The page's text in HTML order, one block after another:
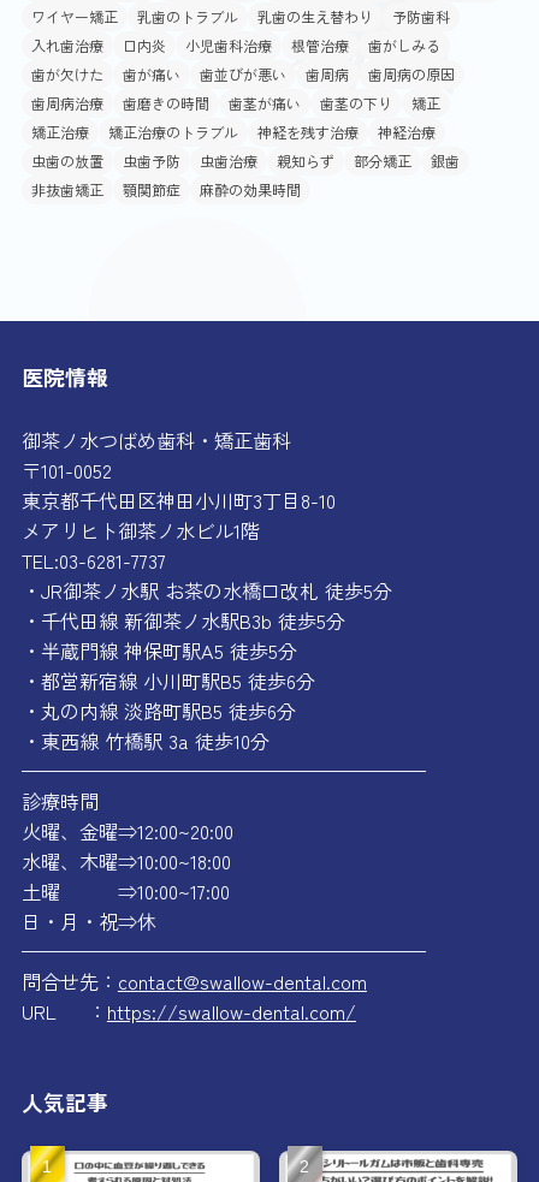
ワイヤー矯正
乳歯のトラブル 乳歯の生え替わり
予防歯科
入れ歯治療
口内炎 小児歯科治療 根管治療
歯がしみる
歯が欠けた
歯が痛い 歯並びが悪い 歯周病
歯周病の原因
歯周病治療
歯磨きの時間 歯茎が痛い 歯茎の下り
矯正
矯正治療
矯正治療のトラブル 神経を残す治療
神経治療
虫歯の放置
虫歯予防 虫歯治療 親知らず 部分矯正
銀歯
非抜歯矯正
顎関節症 麻酔の効果時間
医院情報
御茶ノ水つばめ歯科・矯正歯科
〒101-0052
東京都千代田区神田小川町3丁目8-10
メアリヒト御茶ノ水ビル1階
TEL:03-6281-7737
・JR御茶ノ水駅 お茶の水橋口改札 徒歩5分
・千代田線 新御茶ノ水駅B3b 徒歩5分
・半蔵門線 神保町駅A5 徒歩5分
・都営新宿線 小川町駅B5 徒歩6分
・丸の内線 淡路町駅B5 徒歩6分
・東西線 竹橋駅 3a 徒歩10分
—————————————————————
診療時間
火曜、金曜⇒12:00~20:00
水曜、木曜⇒10:00~18:00
土曜 ⇒10:00~17:00
日・月・祝⇒休
—————————————————————
問合せ先： contact@swallow-dental.com
URL ： https://swallow-dental.com/
人気記事